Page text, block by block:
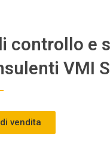
controllo e
VMI
vendita